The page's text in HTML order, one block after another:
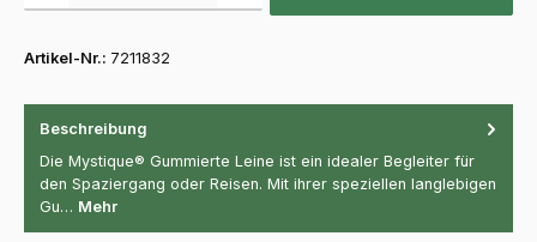
Artikel-Nr.: 7211832
Beschreibung
Die Mystique® Gummierte Leine ist ein idealer Begleiter für
den Spaziergang oder Reisen. Mit ihrer speziellen langlebigen
Gu… Mehr